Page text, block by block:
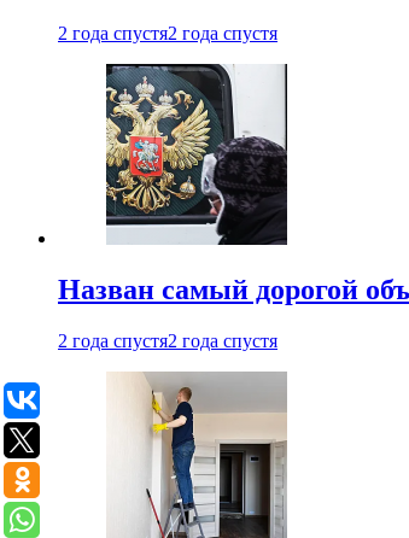
2 года спустя2 года спустя
Назван самый дорогой
2 года спустя2 года спустя